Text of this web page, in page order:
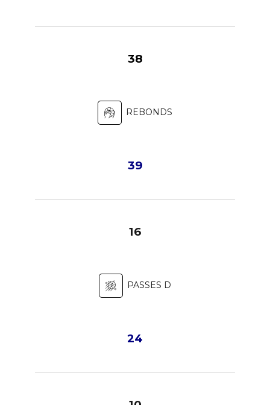
38
REBONDS
39
16
PASSES D
24